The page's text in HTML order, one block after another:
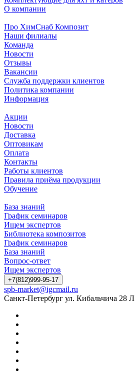
О компании
Про ХимСнаб Композит
Наши филиалы
Команда
Новости
Отзывы
Вакансии
Служба поддержки клиентов
Политика компании
Информация
Акции
Новости
Доставка
Оптовикам
Оплата
Контакты
Работы клиентов
Правила приёма продукции
Обучение
База знаний
График семинаров
Ищем экспертов
Библиотека композитов
График семинаров
База знаний
Вопрос-ответ
Ищем экспертов
+7(812)999-95-17
spb-market@igcmail.ru
Санкт-Петербург ул. Кибальчича 28 Л